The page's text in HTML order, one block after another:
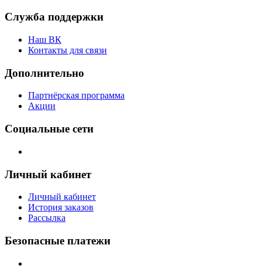
Служба поддержки
Наш ВК
Контакты для связи
Дополнительно
Партнёрская программа
Акции
Социальные сети
Личный кабинет
Личный кабинет
История заказов
Рассылка
Безопасные платежи